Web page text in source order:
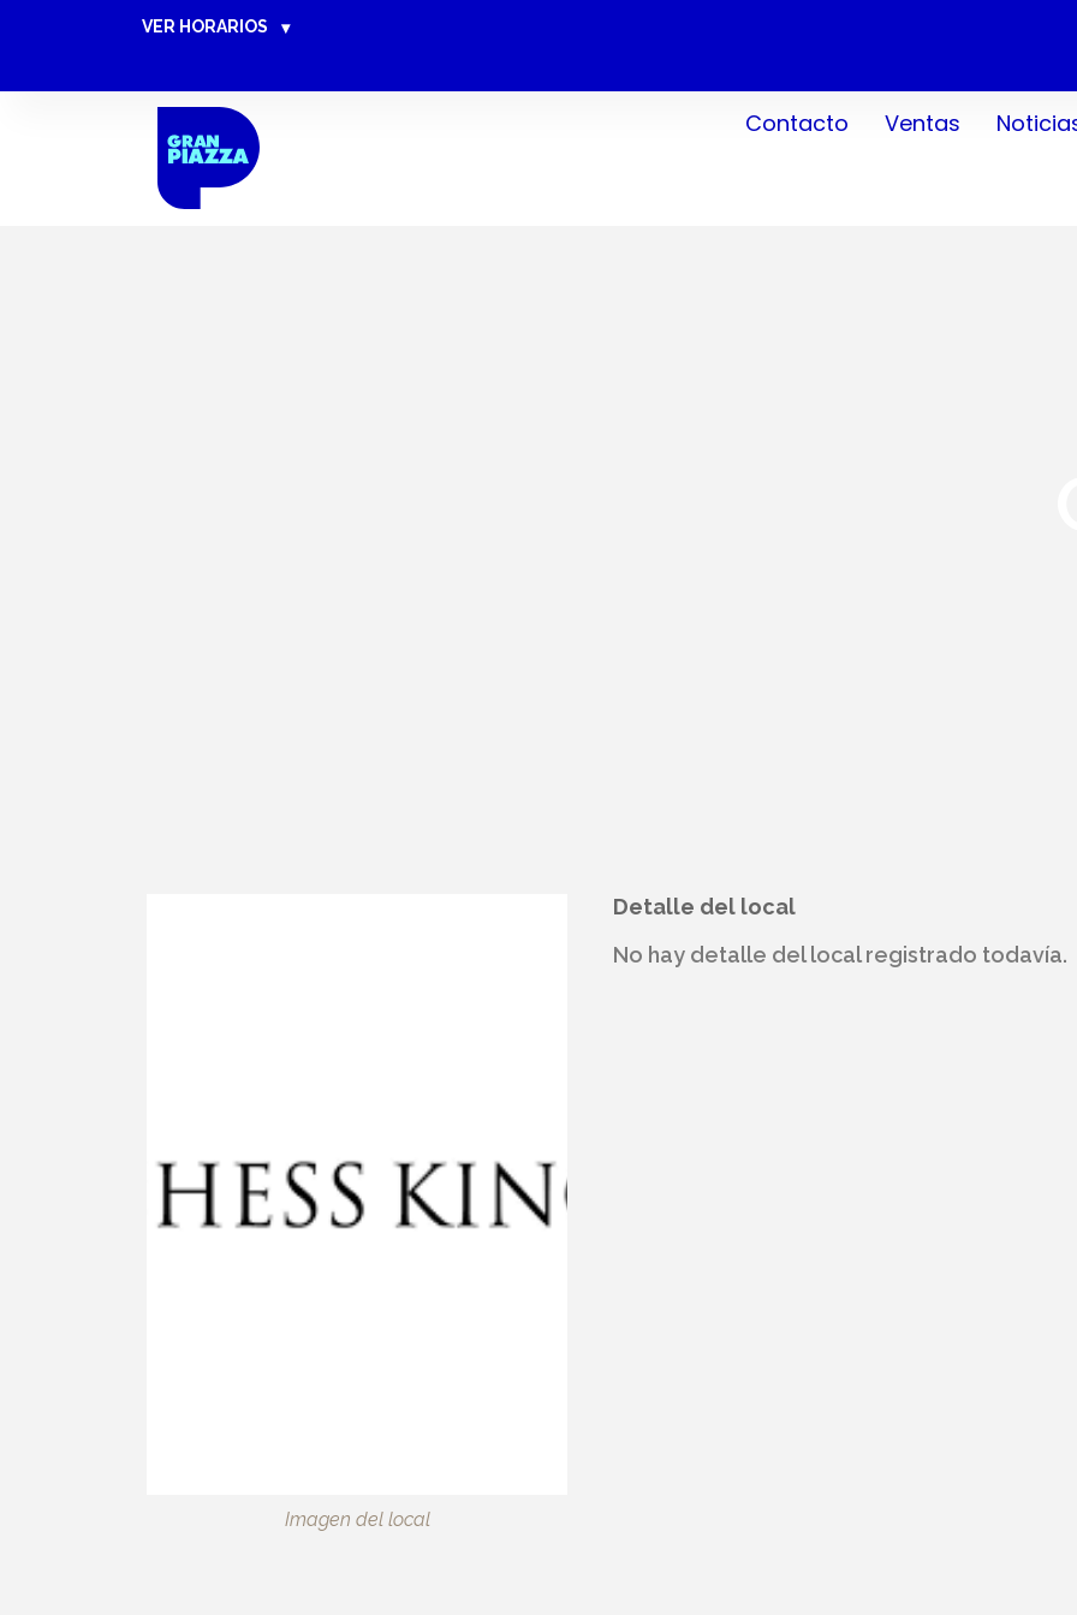
VER HORARIOS ▾
Contacto Ventas
Imagen del local
Detalle del local
No hay detalle del local registrado todavía.